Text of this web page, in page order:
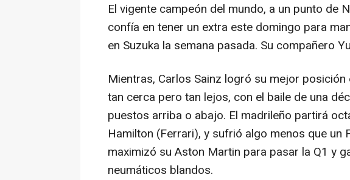
El vigente campeón del mundo, a un punto de
confía en tener un extra este domingo para
en Suzuka la semana pasada. Su compañero
Mientras, Carlos Sainz logró su mejor posición
tan cerca pero tan lejos, con el baile de una
puestos arriba o abajo. El madrileño partirá
Hamilton (Ferrari), y sufrió algo menos que un
maximizó su Aston Martin para pasar la Q1 y
neumáticos blandos.